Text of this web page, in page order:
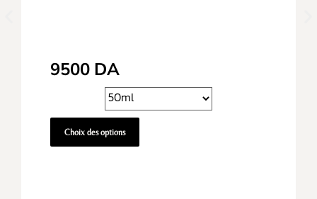
9500 DA
Choix des options